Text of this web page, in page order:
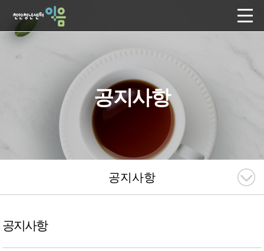
공지사항
공지사항
공지사항